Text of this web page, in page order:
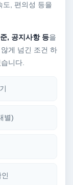
도, 편의성 등을
, 공지사항 등을
게 넘긴 조건 하
니다.
별)